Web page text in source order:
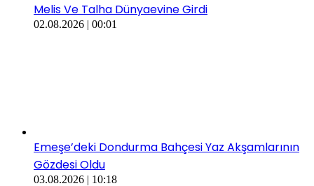
Melis Ve Talha Dünyaevine Girdi
02.08.2026 | 00:01
​​Emeşe’deki Dondurma Bahçesi Yaz Akşamlarının
Gözdesi Oldu
03.08.2026 | 10:18